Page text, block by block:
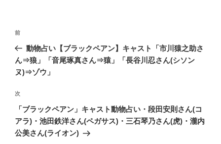
投
ナ
ビ
ー
シ
ョ
ン
前
の
投
稿
前
動物占い【ブラックペアン】キャスト「市川猿之助さ
ん⇒狼」「音尾琢真さん⇒猿」「長谷川忍さん(シソン
ヌ)⇒ゾウ」
次
の
投
稿
次
「ブラックペアン」キャスト動物占い・段田安則さん(コ
アラ)・池田鉄洋さん(ペガサス)・三石琴乃さん(虎)・瀧内
公美さん(ライオン)